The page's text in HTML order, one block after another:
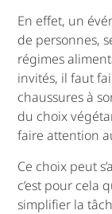
En effet, un
de personnes,
régimes
invités, il faut
chaussures à
du choix
faire attention
Ce choix peut
c’est pour cela
simplifier la